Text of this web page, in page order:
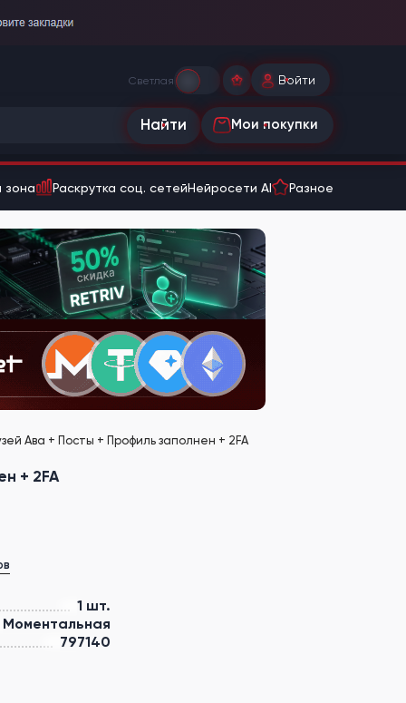
Светлая Войти
Найти Мои покупки
зона Раскрутка соц. сетейНейросети AI Разное
Ава + Посты + Профиль заполнен + 2FA
+ 2FA
1 шт.
Моментальная
797140